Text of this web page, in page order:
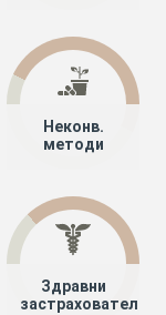
Неконв.
методи
Здравни
застрахователи